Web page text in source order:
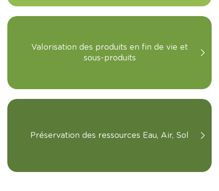
Valorisation des produits en fin de vie et
sous-produits
Préservation des ressources Eau, Air, Sol